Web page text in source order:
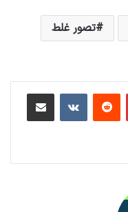
تصور غلط
پینتریستReddit
VKontakteاشتراک گذاری با ایمیل